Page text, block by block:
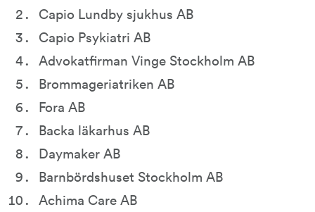
Capio Lundby sjukhus AB
Capio Psykiatri AB
Advokatfirman Vinge Stockholm AB
Brommageriatriken AB
Fora AB
Backa läkarhus AB
Daymaker AB
Barnbördshuset Stockholm AB
Achima Care AB